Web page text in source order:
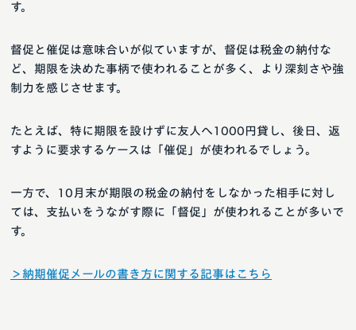
す。
督促と催促は意味合いが似ていますが、督促は税金の納付な
ど、期限を決めた事柄で使われることが多く、より深刻さや強
制力を感じさせます。
たとえば、特に期限を設けずに友人へ1000円貸し、後日、返
すように要求するケースは「催促」が使われるでしょう。
一方で、10月末が期限の税金の納付をしなかった相手に対し
ては、支払いをうながす際に「督促」が使われることが多いで
す。
＞納期催促メールの書き方に関する記事はこちら